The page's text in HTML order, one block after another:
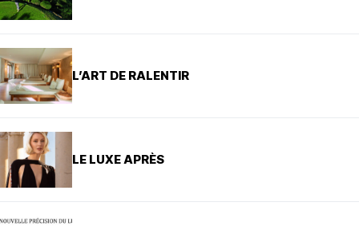
L’ART DE RALENTIR
LE LUXE APRÈS